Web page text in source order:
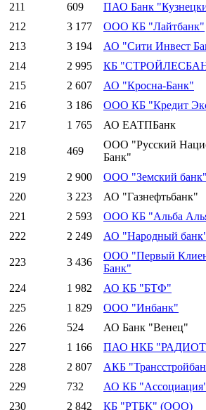
211
609 ПАО Банк
212
3 177 ООО КБ "Лайтбанк"
213
3 194 АО "Сити Инвест
214
2 995 КБ
215
2 607 АО "Кросна-Банк"
216
3 186 ООО КБ "Кредит
217
1 765 АО ЕАТПБанк
218 469
ООО "Русский
Банк"
219 2 900 ООО "Земский банк"
220
3 223 АО "Газнефтьбанк"
221
2 593 ООО КБ "Альба
222
2 249 АО "Народный
223 3 436
ООО "Первый
Банк"
224 1 982 АО КБ "БТФ"
225
1 829 ООО "Инбанк"
226
524 АО Банк "Венец"
227
1 166 ПАО НКБ
228
2 807 АКБ
229
732 АО КБ
230
2 842 КБ "РТБК" (ООО)